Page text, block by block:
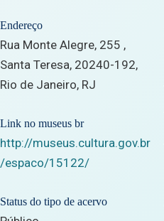
Endereço
Rua Monte Alegre, 255 ,
Santa Teresa, 20240-192,
Rio de Janeiro, RJ
Link no museus br
http://museus.cultura.gov.br
/espaco/15122/
Status do tipo de acervo